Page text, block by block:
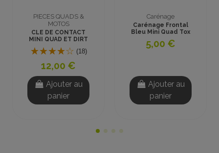
Quad Tox
au
CONTACTEUR A CLE
BRIDAGE VITESSE 3
Ajouter au
2
pouces